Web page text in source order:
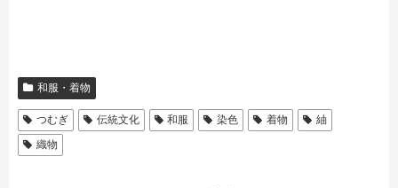
和服・着物
つむぎ 伝統文化 和服 染色 着物
紬
織物